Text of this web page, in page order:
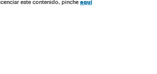
este contenido, pinche aquí